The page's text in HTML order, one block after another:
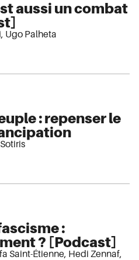
aussi un combat
, Ugo Palheta
: repenser le
:
? [Podcast]
Saint-Étienne, Hedi Zennaf,